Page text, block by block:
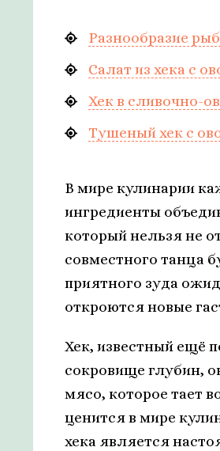
Разнообразие
Салат из хека с
Хек в сливочно-
Тушеный хек с
В мире кулинарии
ингредиенты
который нельзя не
совместного танца
приятного зуда
откроются новые
Хек, известный ещё
сокровище глубин,
мясо, которое тает
ценится в мире
хека является